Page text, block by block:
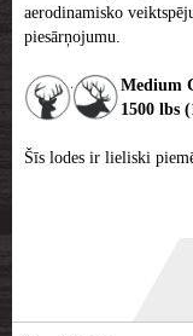
aerodinamisko
piesārņojumu.
Medium
1500 lbs
Šīs lodes ir lieliski